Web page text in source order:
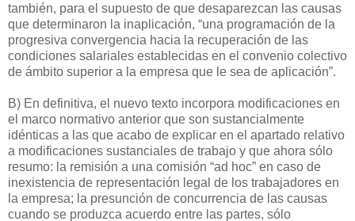
también, para el supuesto de que desaparezcan las causas
que determinaron la inaplicación, “una programación de la
progresiva convergencia hacia la recuperación de las
condiciones salariales establecidas en el convenio colectivo
de ámbito superior a la empresa que le sea de aplicación”.
B) En definitiva, el nuevo texto incorpora modificaciones en
el marco normativo anterior que son sustancialmente
idénticas a las que acabo de explicar en el apartado relativo
a modificaciones sustanciales de trabajo y que ahora sólo
resumo: la remisión a una comisión “ad hoc” en caso de
inexistencia de representación legal de los trabajadores en
la empresa; la presunción de concurrencia de las causas
cuando se produzca acuerdo entre las partes, sólo